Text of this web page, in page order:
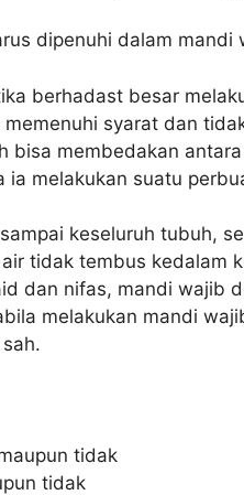
dipenuhi dalam mandi
berhadast besar
syarat dan
bisa membedakan
melakukan suatu
keseluruh tubuh,
tidak tembus kedalam
dan nifas, mandi wajib
melakukan mandi
tidak
tidak